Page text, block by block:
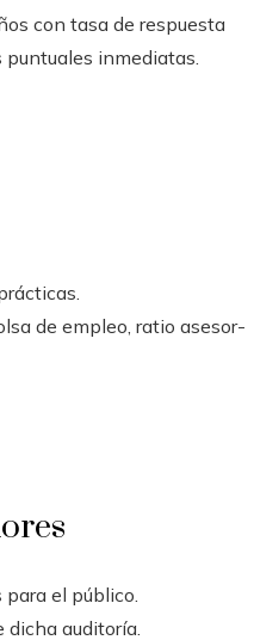
con tasa de respuesta
inmediatas.
de empleo, ratio asesor-
el público.
dicha auditoría.